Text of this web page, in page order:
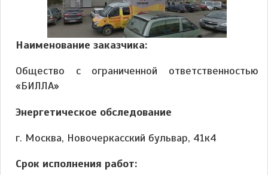
Наименование заказчика:
Общество с ограниченной ответственностью
«БИЛЛА»
Энергетическое обследование
г. Москва, Новочеркасский бульвар, 41к4
Срок исполнения работ: